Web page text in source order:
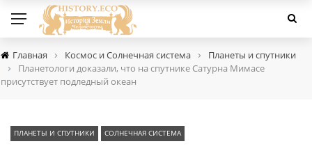
Главная › Космос и Солнечная система › Планеты и спутники
›
Планетологи доказали, что на спутнике Сатурна Мимасе
присутствует подледный океан
ПЛАНЕТЫ И СПУТНИКИ СОЛНЕЧНАЯ СИСТЕМА